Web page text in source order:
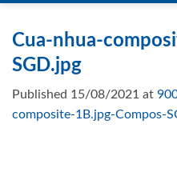
Cua-nhua-
SGD.jpg
Published 15/08/2021 at
composite-1B.jpg-Compos-